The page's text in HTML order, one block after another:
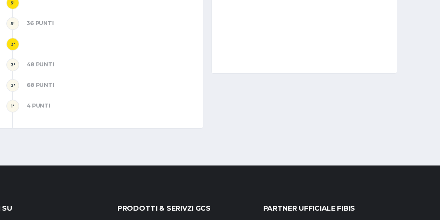
5'
5' 36 PUNTI
3'
3' 48 PUNTI
2' 68 PUNTI
1' 4 PUNTI
SU PRODOTTI & SERIVZI GCS PARTNER UFFICIALE FIBIS